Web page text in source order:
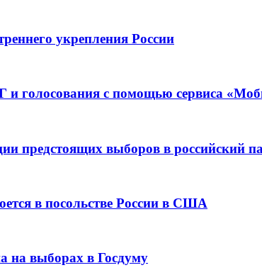
укрепления России
и голосования с помощью сервиса
предстоящих выборов в российский
в посольстве России в США
на выборах в Госдуму